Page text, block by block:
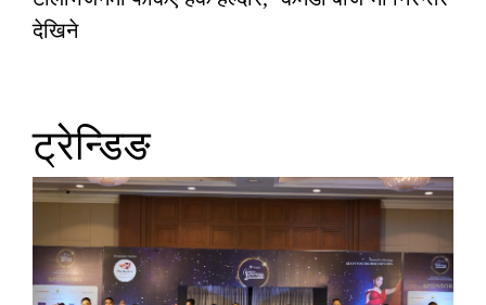
देखिने
ट्रेन्डिङ